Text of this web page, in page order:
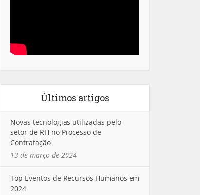
Últimos artigos
Novas tecnologias utilizadas pelo
setor de RH no Processo de
Contratação
13 de março de 2024
Top Eventos de Recursos Humanos em
2024